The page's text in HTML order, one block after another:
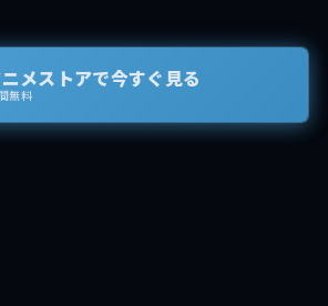
メストアで今すぐ見る
無料